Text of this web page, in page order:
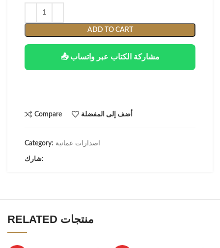
ADD TO CART
📤 مشاركة الكتاب عبر واتساب
Compare أضف إلى المفضلة
Category: اصدارات عمانية
شارك:
RELATED منتجات